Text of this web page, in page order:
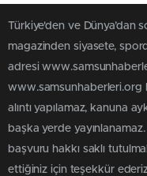
Türkiye'den ve Dünya’dan
magazinden siyasete,
adresi
www.samsunhaberleri.org
alıntı yapılamaz, kanuna
başka yerde
başvuru hakkı saklı
ettiğiniz için teşekkür